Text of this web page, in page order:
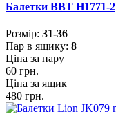
Балетки BBT H1771-2
Розмiр: 31-36
Пар в ящику: 8
Ціна за пару
60 грн.
Ціна за ящик
480 грн.